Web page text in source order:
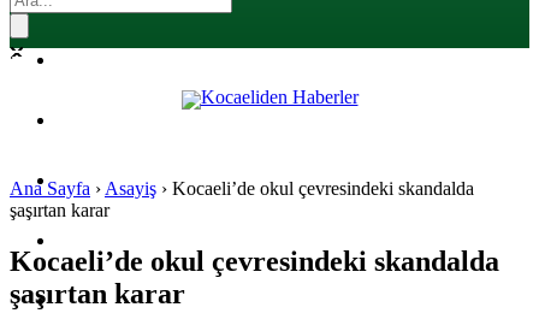
SPOR
SAĞLIK
Ana Sayfa › Asayiş › Kocaeli’de okul çevresindeki skandalda
şaşırtan karar
Kocaeli’de okul çevresindeki skandalda
şaşırtan karar